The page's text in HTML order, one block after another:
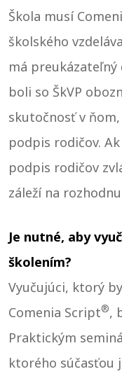
Škola musí
školského
má
boli so ŠkVP
skutočnosť v
podpis rodičov.
podpis rodičov
záleží na
Je nutné, aby
školením?
Vyučujúci, ktorý
Comenia Script®,
Praktickým
ktorého súčasťou